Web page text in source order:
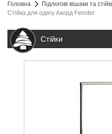
Головна Підлогові вішаки та
Стійка для одягу Акорд Fenster
Стійки